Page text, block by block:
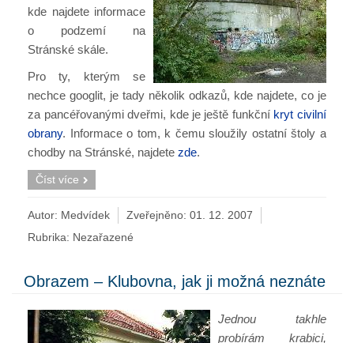
kde najdete informace
o podzemí na
Stránské skále.
Pro ty, kterým se
nechce googlit, je tady několik odkazů, kde najdete, co je
za pancéřovanými dveřmi, kde je ještě funkční kryt civilní
obrany. Informace o tom, k čemu sloužily ostatní štoly a
chodby na Stránské, najdetezde.
Číst více
Autor: Medvídek Zveřejněno:01. 12. 2007
Rubrika: Nezařazené
Obrazem – Klubovna, jak ji možná neznáte
Jednou takhle
probírám krabici,